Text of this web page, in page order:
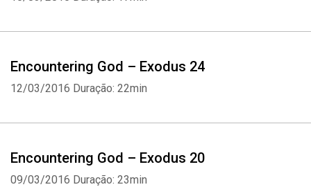
Encountering God – Exodus 24
12/03/2016 Duração: 22min
Encountering God – Exodus 20
09/03/2016 Duração: 23min